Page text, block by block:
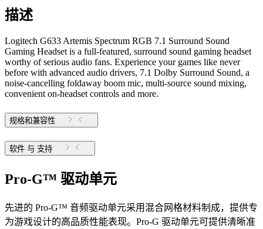
描述
Logitech G633 Artemis Spectrum RGB 7.1 Surround Sound
Gaming Headset is a full-featured, surround sound gaming headset
worthy of serious audio fans. Experience your games like never
before with advanced audio drivers, 7.1 Dolby Surround Sound, a
noise-cancelling foldaway boom mic, multi-source sound mixing,
convenient on-headset controls and more.
规格和兼容性
软件 与 支持
Pro-G™ 驱动单元
先进的 Pro-G™ 音频驱动单元采用混合网格材料制成，提供专
为游戏设计的高品质性能表现。Pro-G 驱动单元可提供清晰准